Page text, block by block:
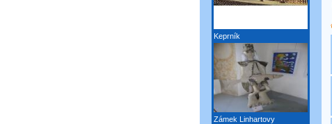
Keprník
Zámek Linhartovy